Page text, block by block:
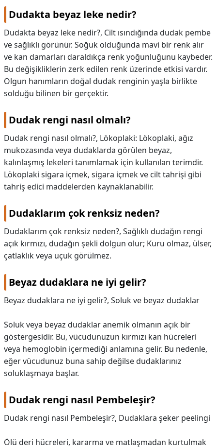
Dudakta beyaz leke nedir?
Dudakta beyaz leke nedir?, Cilt ısındığında dudak pembe
ve sağlıklı görünür. Soğuk olduğunda mavi bir renk alır
ve kan damarları daraldıkça renk yoğunluğunu kaybeder.
Bu değişikliklerin zerk edilen renk üzerinde etkisi vardır.
Olgun hanımların doğal dudak renginin yaşla birlikte
solduğu bilinen bir gerçektir.
Dudak rengi nasıl olmalı?
Dudak rengi nasıl olmalı?, Lökoplaki: Lökoplaki, ağız
mukozasında veya dudaklarda görülen beyaz,
kalınlaşmış lekeleri tanımlamak için kullanılan terimdir.
Lökoplaki sigara içmek, sigara içmek ve cilt tahrişi gibi
tahriş edici maddelerden kaynaklanabilir.
Dudaklarım çok renksiz neden?
Dudaklarım çok renksiz neden?, Sağlıklı dudağın rengi
açık kırmızı, dudağın şekli dolgun olur; Kuru olmaz, ülser,
çatlaklık veya uçuk görülmez.
Beyaz dudaklara ne iyi gelir?
Beyaz dudaklara ne iyi gelir?, Soluk ve beyaz dudaklar
Soluk veya beyaz dudaklar anemik olmanın açık bir
göstergesidir. Bu, vücudunuzun kırmızı kan hücreleri
veya hemoglobin içermediği anlamına gelir. Bu nedenle,
eğer vücudunuz buna sahip değilse dudaklarınız
soluklaşmaya başlar.
Dudak rengi nasıl Pembeleşir?
Dudak rengi nasıl Pembeleşir?, Dudaklara şeker peelingi
Ölü deri hücreleri, kararma ve matlaşmadan kurtulmak